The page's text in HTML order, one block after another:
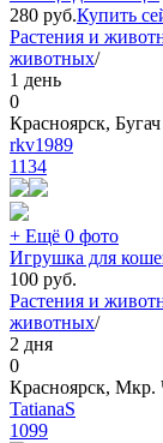
280 руб.Купить
Растения и
животных/
1 день
0
Красноярск, Бугач
rkv1989
1134
+ Ещё 0 фото
Игрушка для
100 руб.
Растения и
животных/
2 дня
0
Красноярск, Мкр.
TatianaS
1099